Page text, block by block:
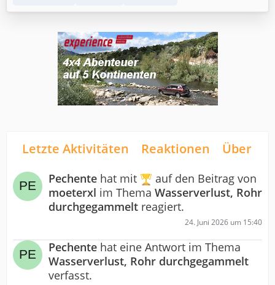
Letzte Aktivitäten Reaktionen Über
Pechente hat mit
auf den Beitrag von
moeterxl im Thema Wasserverlust, Rohr
durchgegammelt reagiert.
24. Juni 2026 um 15:40
Pechente hat eine Antwort im Thema
Wasserverlust, Rohr durchgegammelt
verfasst.